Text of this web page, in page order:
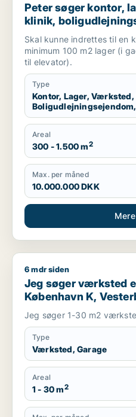
Peter søger kontor,
klinik,
produktionslokaler
Frederiksberg,
m.fl.
Skal kunne indrettes til en
minimum 100 m2 lager (i
til elevator).
Type
Kontor, Lager,
Areal
300 - 1.500 m2
Max. per måned
10.000.000 DKK
Jeg søger værksted eller
6 mdr siden
Jeg søger værksted
København K,
Frederiksberg m.fl.
Jeg søger 1-30 m2
Type
Værksted, Garage
Areal
1 - 30 m2